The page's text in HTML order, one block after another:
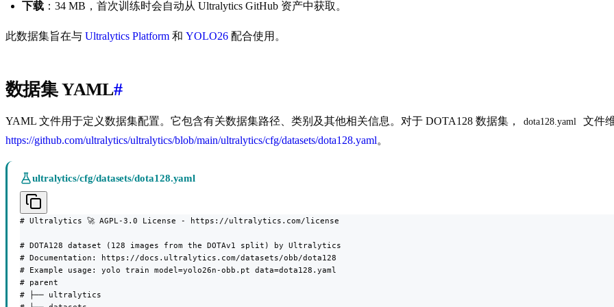
下载 ：34 MB，首次训练时会自动从 Ultralytics GitHub 资产中获取。
此数据集旨在与 Ultralytics Platform 和 YOLO26 配合使用。
数据集 YAML#
YAML 文件用于定义数据集配置。它包含有关数据集路径、类别及其他相关信息。对于 DOTA128 数据集， dota128.yaml
文件
https://github.com/ultralytics/ultralytics/blob/main/ultralytics/cfg/datasets/dota128.yaml。
ultralytics/cfg/datasets/dota128.yaml
# Ultralytics 🚀 AGPL-3.0 License - https://ultralytics.com/license
# DOTA128 dataset (128 images from the DOTAv1 split) by Ultralytics
# Documentation: https://docs.ultralytics.com/datasets/obb/dota128
# Example usage: yolo train model=yolo26n-obb.pt data=dota128.yaml
# parent
# ├── ultralytics